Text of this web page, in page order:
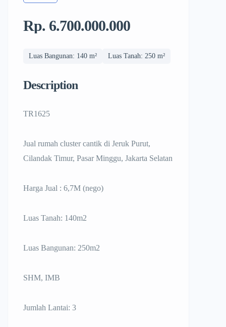
Rp. 6.700.000.000
Luas Bangunan: 140 m² Luas Tanah: 250 m²
Description
TR1625
Jual rumah cluster cantik di Jeruk Purut,
Cilandak Timur, Pasar Minggu, Jakarta Selatan
Harga Jual : 6,7M (nego)
Luas Tanah: 140m2
Luas Bangunan: 250m2
SHM, IMB
Jumlah Lantai: 3